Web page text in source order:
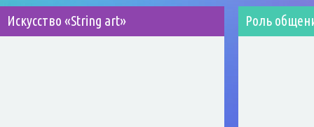
Искусство «String art» Роль